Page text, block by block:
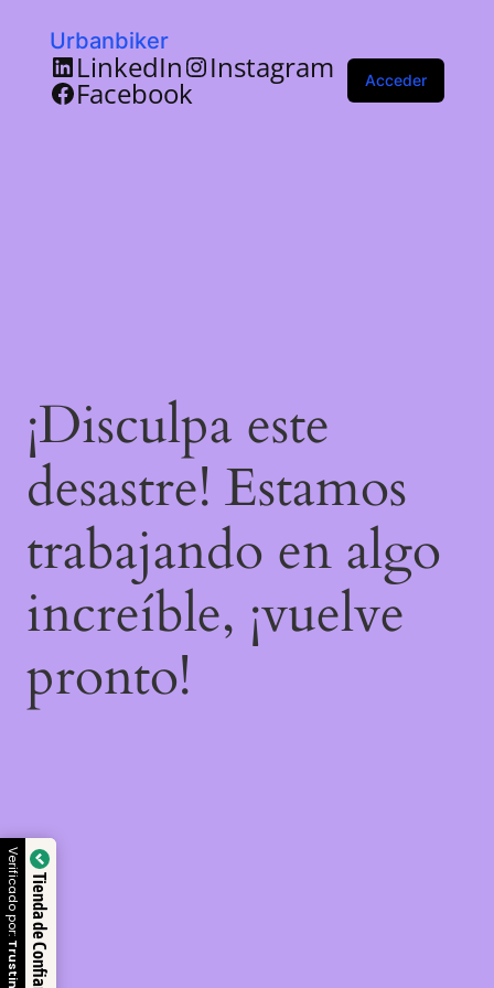
Urbanbiker
LinkedIn Instagram
Facebook Acceder
¡Disculpa este
desastre! Estamos
trabajando en algo
increíble, ¡vuelve
pronto!
Tienda de Confianza
Verificado por: